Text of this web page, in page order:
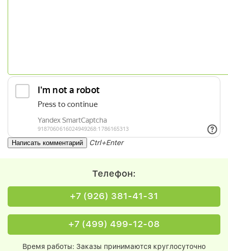
Ctrl+Enter
Телефон:
+7 (926) 381-41-31
+7 (499) 499-12-08
Время работы: Заказы принимаются круглосуточно